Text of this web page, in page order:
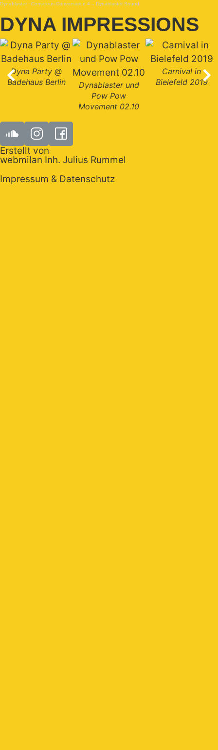
Dynablaster· Conscious Conversation 4 – Dynablaster Sound
DYNA IMPRESSIONS
Dyna Party @
Badehaus Berlin
Dynablaster und
Pow Pow
Movement 02.10
Carnival in
Bielefeld 2019
Erstellt von
webmilan Inh. Julius Rummel
Impressum & Datenschutz